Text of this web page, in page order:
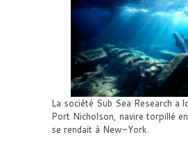
La société Sub Sea Research a
Port Nicholson, navire torpillé
se rendait à New-York.